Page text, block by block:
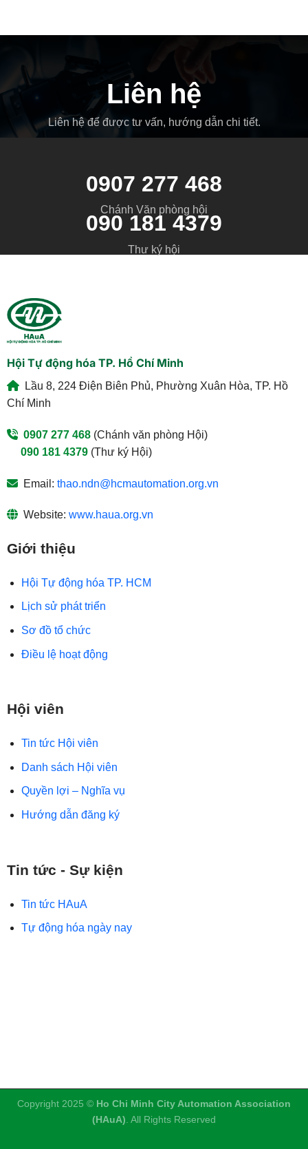
Liên hệ
Liên hệ để được tư vấn, hướng dẫn chi tiết.
0907 277 468
Chánh Văn phòng hội
090 181 4379
Thư ký hội
Hội Tự động hóa TP. Hồ Chí Minh
Lầu 8, 224 Điện Biên Phủ, Phường Xuân Hòa, TP. Hồ
Chí Minh
0907 277 468 (Chánh văn phòng Hội)
090 181 4379(Thư ký Hội)
Email: thao.ndn@hcmautomation.org.vn
Website: www.haua.org.vn
Giới thiệu
Hội Tự động hóa TP. HCM
Lịch sử phát triển
Sơ đồ tổ chức
Điều lệ hoạt động
Hội viên
Tin tức Hội viên
Danh sách Hội viên
Quyền lợi – Nghĩa vụ
Hướng dẫn đăng ký
Tin tức - Sự kiện
Tin tức HAuA
Tự động hóa ngày nay
Copyright 2025 © Ho Chi Minh City Automation Association
(HAuA) . All Rights Reserved